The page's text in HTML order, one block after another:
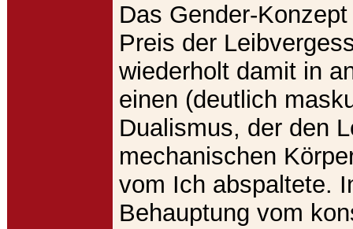
Das Gender-
Preis der
wiederholt damit in
einen (deutlich
Dualismus, der den
mechanischen
vom Ich abspaltete.
Behauptung vom